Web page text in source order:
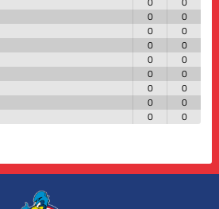
0
0
0
0
0
0
0
0
0
0
0
0
0
0
0 0